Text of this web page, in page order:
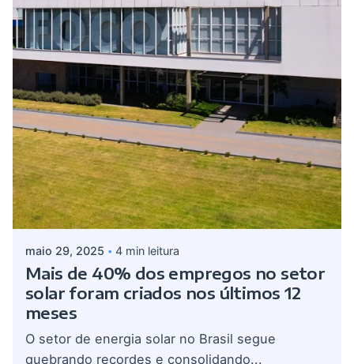
Postado por
admin
maio 29, 2025 4 min leitura
Mais de 40% dos empregos no setor
solar foram criados nos últimos 12
meses
O setor de energia solar no Brasil segue
quebrando recordes e consolidando...